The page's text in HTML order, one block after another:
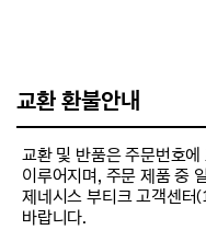
교환 환불안내
교환 및 반품은 주문번호
이루어지며, 주문 제품 중
제네시스 부티크 고객센터
바랍니다.